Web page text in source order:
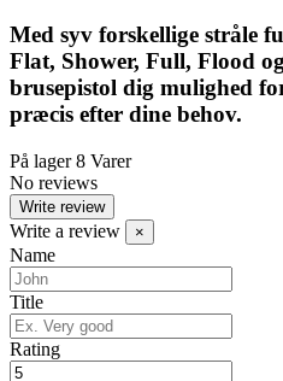
Med syv forskellige stråle
Flat, Shower, Full, Flood
brusepistol dig mulighed
præcis efter dine behov.
På lager 8 Varer
No reviews
Write review
Write a review ×
Name
Title
Rating